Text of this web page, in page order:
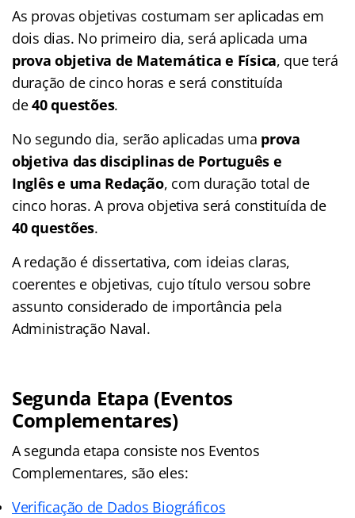
As provas objetivas costumam ser aplicadas em
dois dias. No primeiro dia, será aplicada uma
prova objetiva de Matemática e Física, que terá
duração de cinco horas e será constituída
de40 questões.
No segundo dia, serão aplicadas uma prova
objetiva das disciplinas de Português e
Inglês e uma Redação, com duração total de
cinco horas. A prova objetiva será constituída de
40 questões.
A redação é dissertativa, com ideias claras,
coerentes e objetivas, cujo título versou sobre
assunto considerado de importância pela
Administração Naval.
Segunda Etapa (Eventos
Complementares)
A segunda etapa consiste nos Eventos
Complementares, são eles:
Verificação de Dados Biográficos